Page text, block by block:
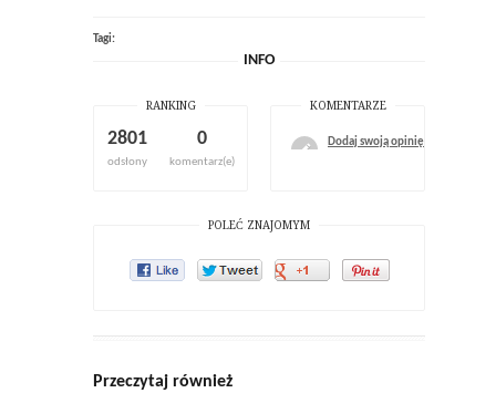
Tagi:
INFO
RANKING
2801
odsłony
0
komentarz(e)
KOMENTARZE
Dodaj swoją opinię
POLEĆ ZNAJOMYM
Przeczytaj również